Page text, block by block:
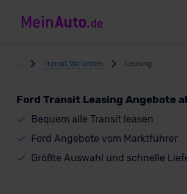
Transit Varianten Leasing
Ford Transit Leasing Angebote
Bequem alle Transit leasen
Ford Angebote vom Marktführer
Größte Auswahl und schnelle